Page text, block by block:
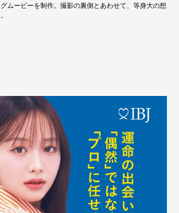
ムービーを制作。撮影の裏側とあわせて、等身大の想